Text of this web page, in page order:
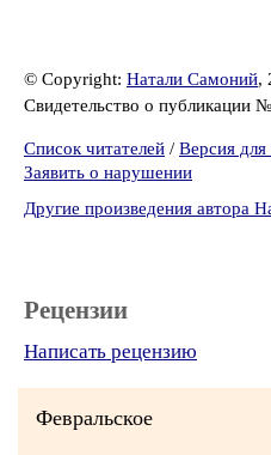
© Copyright: Натали Самоний,
Свидетельство о публикации
Список читателей / Версия для
Заявить о нарушении
Другие произведения автора
Рецензии
Написать рецензию
Февральское